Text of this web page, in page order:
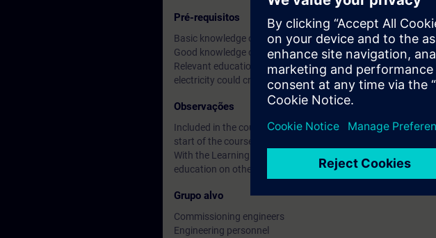
Pré-requisitos
Basic knowledge of the TIA portal
Good knowledge of the SINUMERIK 840DSL according to the
Relevant education, knowledge and experience to enable
electricity could create.
Observações
Included in the course price: Free access to the digital
start of the course until two weeks after the end of the course.
With the Learning Membership, you can deepen or repeat
education on other interesting topics.
Grupo alvo
Commissioning engineers
Engineering personnel